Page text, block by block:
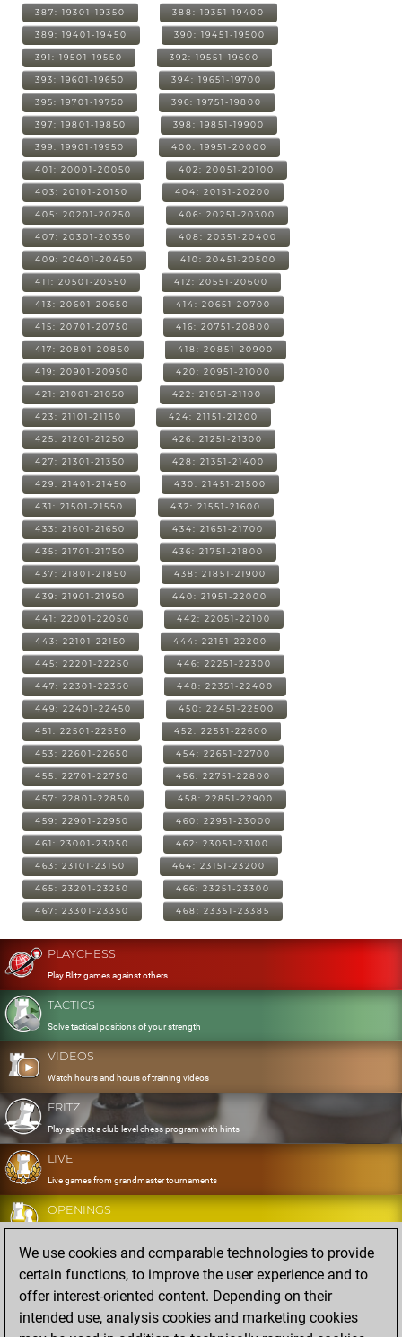
387: 19301-19350 388: 19351-19400
389: 19401-19450 390: 19451-19500
391: 19501-19550 392: 19551-19600
393: 19601-19650 394: 19651-19700
395: 19701-19750 396: 19751-19800
397: 19801-19850 398: 19851-19900
399: 19901-19950 400: 19951-20000
401: 20001-20050 402: 20051-20100
403: 20101-20150 404: 20151-20200
405: 20201-20250 406: 20251-20300
407: 20301-20350 408: 20351-20400
409: 20401-20450 410: 20451-20500
411: 20501-20550 412: 20551-20600
413: 20601-20650 414: 20651-20700
415: 20701-20750 416: 20751-20800
417: 20801-20850 418: 20851-20900
419: 20901-20950 420: 20951-21000
421: 21001-21050 422: 21051-21100
423: 21101-21150 424: 21151-21200
425: 21201-21250 426: 21251-21300
427: 21301-21350 428: 21351-21400
429: 21401-21450 430: 21451-21500
431: 21501-21550 432: 21551-21600
433: 21601-21650 434: 21651-21700
435: 21701-21750 436: 21751-21800
437: 21801-21850 438: 21851-21900
439: 21901-21950 440: 21951-22000
441: 22001-22050 442: 22051-22100
443: 22101-22150 444: 22151-22200
445: 22201-22250 446: 22251-22300
447: 22301-22350 448: 22351-22400
449: 22401-22450 450: 22451-22500
451: 22501-22550 452: 22551-22600
453: 22601-22650 454: 22651-22700
455: 22701-22750 456: 22751-22800
457: 22801-22850 458: 22851-22900
459: 22901-22950 460: 22951-23000
461: 23001-23050 462: 23051-23100
463: 23101-23150 464: 23151-23200
465: 23201-23250 466: 23251-23300
467: 23301-23350 468: 23351-23385
PLAYCHESS
Play Blitz games against others
TACTICS
Solve tactical positions of your strength
VIDEOS
Watch hours and hours of training videos
FRITZ
Play against a club level chess program with hints
LIVE
Live games from grandmaster tournaments
OPENINGS
Develop and exercise your openings
DATABASE
Eight million strong games
MYGAMES
Store and analyse your own games in the cloud
We use cookies and comparable technologies to provide
certain functions, to improve the user experience and to
offer interest-oriented content. Depending on their
intended use, analysis cookies and marketing cookies